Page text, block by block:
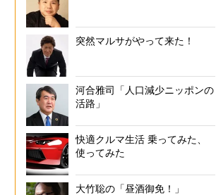
突然マルサがやって来た！
河合雅司「人口減少ニッポンの
活路」
快適クルマ生活 乗ってみた、
使ってみた
大竹聡の「昼酒御免！」